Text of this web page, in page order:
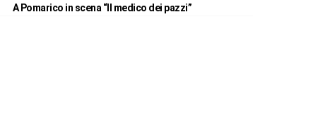
A Pomarico in scena “Il medico dei pazzi”